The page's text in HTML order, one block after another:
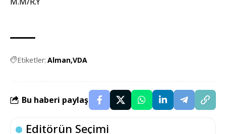
Etiketler: Alman VDA
Bu haberi paylaş
Editörün Seçimi